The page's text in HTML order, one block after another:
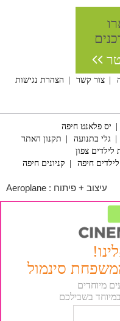
צור קשר
הצהרת נגישות
יס פלאנט חיפה
גלי בתנועה
תקנון האתר
לילדים צפון
חיפה קניונים חיפה
עיצוב + פיתוח : Aeroplane
סינמול
מיוחדים
בשבילכם